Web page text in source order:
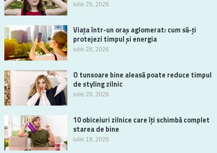
iulie 29, 2026
Viața într-un oraș aglomerat: cum să-ți
protejezi timpul și energia
iulie 28, 2026
O tunsoare bine aleasă poate reduce timpul
de styling zilnic
iulie 20, 2026
10 obiceiuri zilnice care îți schimbă complet
starea de bine
iulie 19, 2026